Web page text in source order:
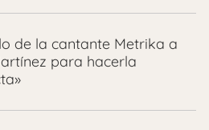
de la cantante Metrika a
para hacerla